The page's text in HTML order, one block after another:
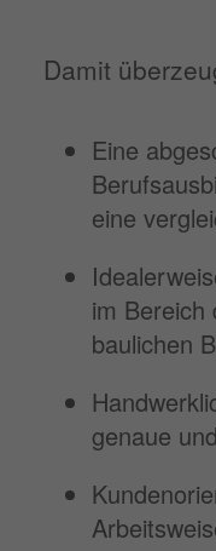
Damit
Eine
eine
im Bereich
baulichen
genaue